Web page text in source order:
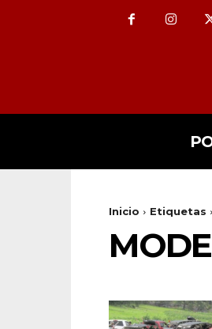
Inicio Etiquetas